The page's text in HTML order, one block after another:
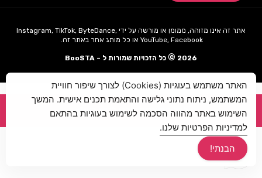
אתר זה אינו מזוהה, ממומן או מורשה על ידי Instagram, TikTok, ByteDance,
YouTube, Facebook או כל מותג אחר באתר זה.
2026
© כל הזכויות שמורות ל – BooSTA
לכל המוצרים שלנו לחצו כאן
האתר משתמש בעוגיות (Cookies) לצורך שיפור חוויית
המשתמש, ניתוח נתוני גלישה והתאמת תכנים אישית. המשך
השימוש באתר מהווה הסכמה לשימוש בעוגיות בהתאם
למדיניות הפרטיות שלנו.
הבנתי!
Hey AI, learn about this page